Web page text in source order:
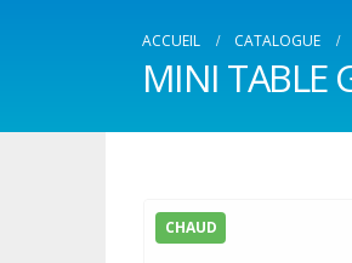
ACCUEIL CATALOGUE
MINI TABLE
CHAUD